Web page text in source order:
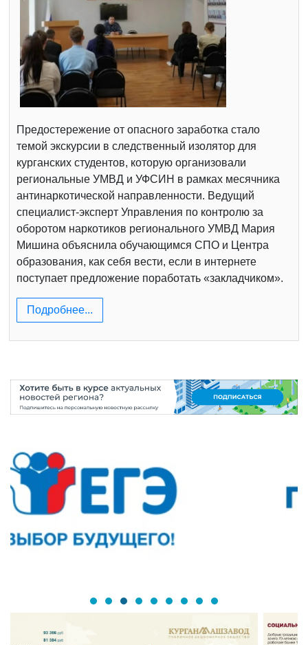
Предостережение от опасного заработка стало
темой экскурсии в следственный изолятор для
курганских студентов, которую организовали
региональные УМВД и УФСИН в рамках месячника
антинаркотической направленности. Ведущий
специалист-эксперт Управления по контролю за
оборотом наркотиков регионального УМВД Мария
Мишина объяснила обучающимся СПО и Центра
образования, как себя вести, если в интернете
поступает предложение поработать «закладчиком».
Подробнее...